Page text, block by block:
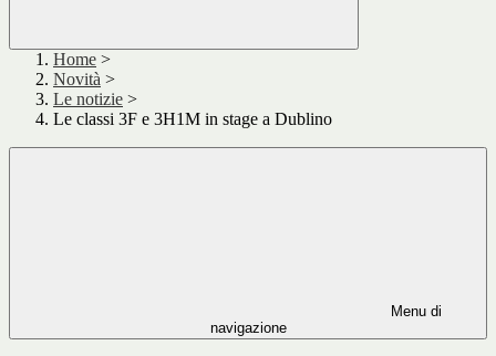
Home >
Novità >
Le notizie >
Le classi 3F e 3H1M in stage a Dublino
Menu di
navigazione